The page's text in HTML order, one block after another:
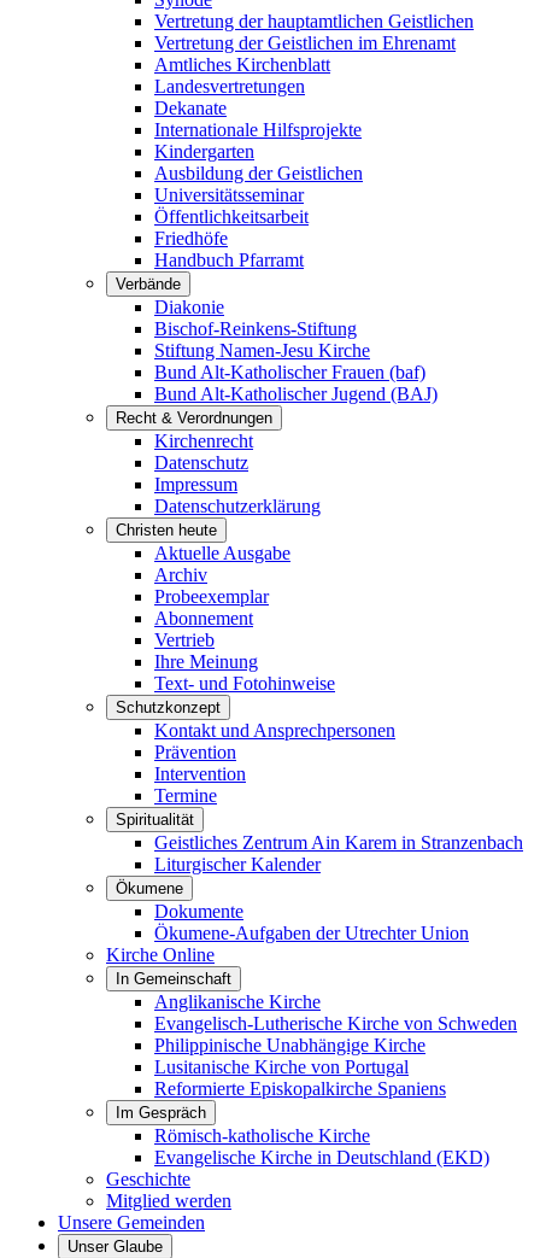
Vertretung der hauptamtlichen Geistlichen
Vertretung der Geistlichen im Ehrenamt
Amtliches Kirchenblatt
Landesvertretungen
Dekanate
Internationale Hilfsprojekte
Kindergarten
Ausbildung der Geistlichen
Universitätsseminar
Öffentlichkeitsarbeit
Friedhöfe
Handbuch Pfarramt
Verbände
Diakonie
Bischof-Reinkens-Stiftung
Stiftung Namen-Jesu Kirche
Bund Alt-Katholischer Frauen (baf)
Bund Alt-Katholischer Jugend (BAJ)
Recht & Verordnungen
Kirchenrecht
Datenschutz
Impressum
Datenschutzerklärung
Christen heute
Aktuelle Ausgabe
Archiv
Probeexemplar
Abonnement
Vertrieb
Ihre Meinung
Text- und Fotohinweise
Schutzkonzept
Kontakt und Ansprechpersonen
Prävention
Intervention
Termine
Spiritualität
Geistliches Zentrum Ain Karem in Stranzenbach
Liturgischer Kalender
Ökumene
Dokumente
Ökumene-Aufgaben der Utrechter Union
Kirche Online
In Gemeinschaft
Anglikanische Kirche
Evangelisch-Lutherische Kirche von Schweden
Philippinische Unabhängige Kirche
Lusitanische Kirche von Portugal
Reformierte Episkopalkirche Spaniens
Im Gespräch
Römisch-katholische Kirche
Evangelische Kirche in Deutschland (EKD)
Geschichte
Mitglied werden
Unsere Gemeinden
Unser Glaube